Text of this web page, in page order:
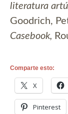
literatura
Goodrich,
Casebook,
Comparte esto:
X
Pinterest